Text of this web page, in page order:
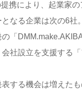
携により、起業家
なる企業は次の6
「
社設立を支援する
する機会は増えた